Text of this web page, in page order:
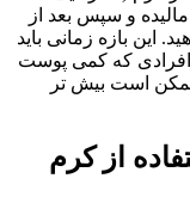
و سپس بعد از
این بازه زمانی باید
افرادی که کمی پوست
ممکن است بیش تر
از کرم